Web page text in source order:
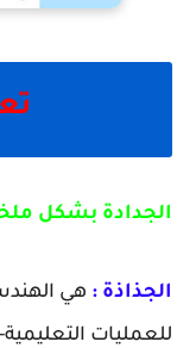
الجدادة بشكل
الجذاذة : هي
للعمليات